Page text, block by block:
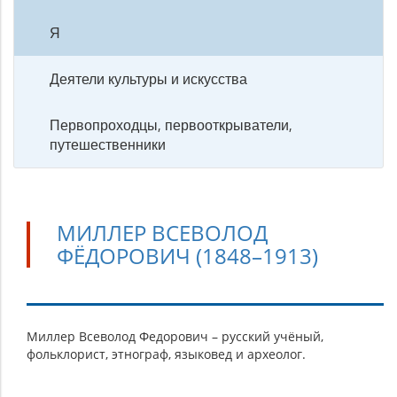
Я
Деятели культуры и искусства
Первопроходцы, первооткрыватели,
путешественники
МИЛЛЕР ВСЕВОЛОД
ФЁДОРОВИЧ (1848–1913)
Миллер
Всеволод
Миллер Всеволод Федорович – русский учёный,
фольклорист, этнограф, языковед и археолог.